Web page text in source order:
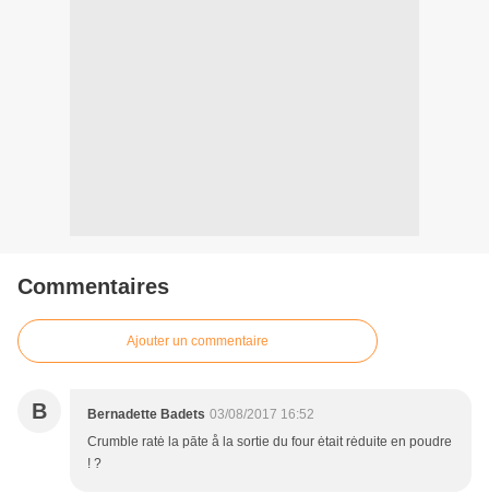
Commentaires
Ajouter un commentaire
B Bernadette Badets 03/08/2017 16:52
Crumble ratė la pāte å la sortie du four ėtait rėduite en poudre
! ?